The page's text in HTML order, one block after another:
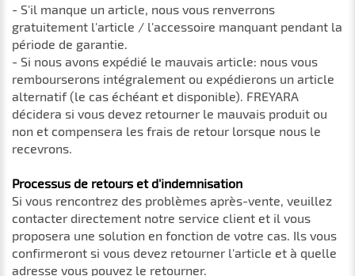
- S'il manque un article, nous vous renverrons
gratuitement l'article / l'accessoire manquant pendant la
période de garantie.
- Si nous avons expédié le mauvais article: nous vous
rembourserons intégralement ou expédierons un article
alternatif (le cas échéant et disponible). FREYARA
décidera si vous devez retourner le mauvais produit ou
non et compensera les frais de retour lorsque nous le
recevrons.
Processus de retours et d'indemnisation
Si vous rencontrez des problèmes après-vente, veuillez
contacter directement notre service client et il vous
proposera une solution en fonction de votre cas. Ils vous
confirmeront si vous devez retourner l'article et à quelle
adresse vous pouvez le retourner.